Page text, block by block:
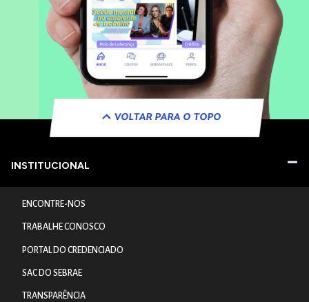
VOLTAR PARA O TOPO
INSTITUCIONAL
ENCONTRE-NOS
TRABALHE CONOSCO
PORTAL DO CREDENCIADO
SAC DO SEBRAE
TRANSPARÊNCIA